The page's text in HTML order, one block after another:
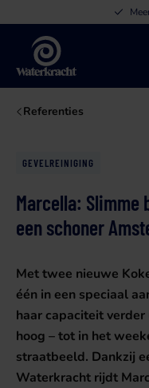
Waterkracht
Referenties
GEVELREINIGING
Marcella: Slimme
een schoner
Met twee nieuwe
één in een speciaal
haar capaciteit
hoog – tot in het
straatbeeld. Dankzij
Waterkracht rijdt